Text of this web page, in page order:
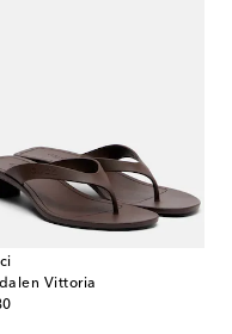
Vittoria
price